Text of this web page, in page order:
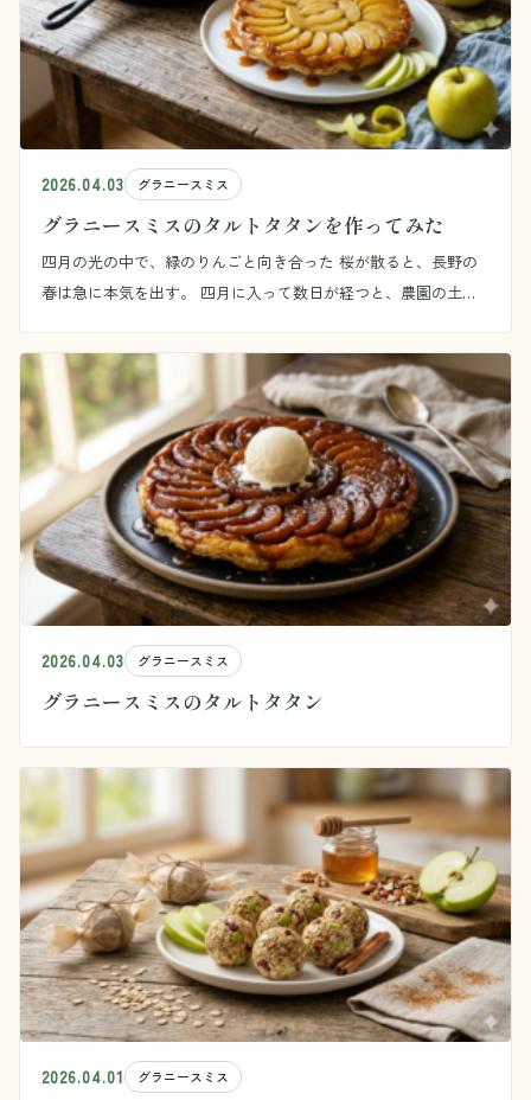
2026.04.03 グラニースミス
グラニースミスのタルトタタンを作ってみた
四月の光の中で、緑のりんごと向き合った 桜が散ると、長野の
春は急に本気を出す。 四月に入って数日が経つと、農園の土が
2026.04.03 グラニースミス
グラニースミスのタルトタタン
2026.04.01 グラニースミス